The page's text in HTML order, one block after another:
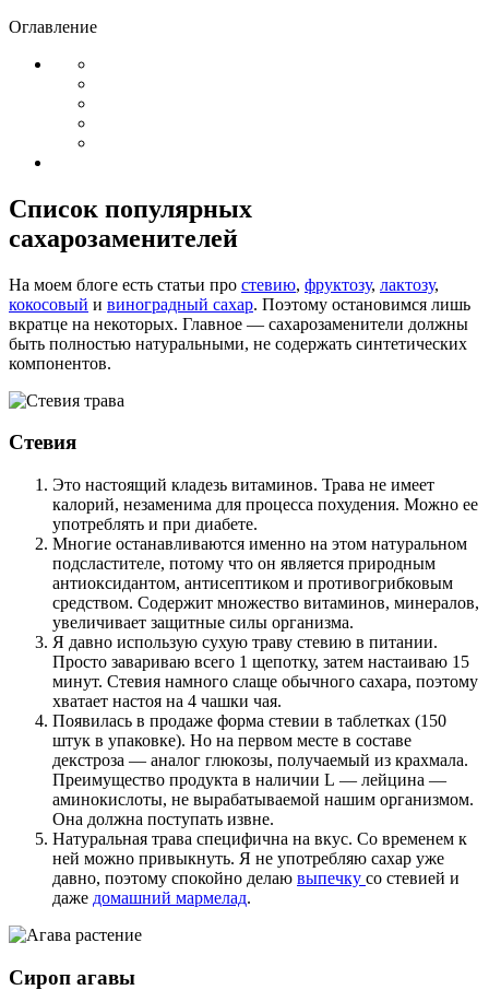
Оглавление
Список популярных
сахарозаменителей
На моем блоге есть статьи про стевию, фруктозу, лактозу,
кокосовый и виноградный сахар. Поэтому остановимся лишь
вкратце на некоторых. Главное — сахарозаменители должны
быть полностью натуральными, не содержать синтетических
компонентов.
Стевия
Это настоящий кладезь витаминов. Трава не имеет
калорий, незаменима для процесса похудения. Можно ее
употреблять и при диабете.
Многие останавливаются именно на этом натуральном
подсластителе, потому что он является природным
антиоксидантом, антисептиком и противогрибковым
средством. Содержит множество витаминов, минералов,
увеличивает защитные силы организма.
Я давно использую сухую траву стевию в питании.
Просто завариваю всего 1 щепотку, затем настаиваю 15
минут. Стевия намного слаще обычного сахара, поэтому
хватает настоя на 4 чашки чая.
Появилась в продаже форма стевии в таблетках (150
штук в упаковке). Но на первом месте в составе
декстроза — аналог глюкозы, получаемый из крахмала.
Преимущество продукта в наличии L — лейцина —
аминокислоты, не вырабатываемой нашим организмом.
Она должна поступать извне.
Натуральная трава специфична на вкус. Со временем к
ней можно привыкнуть. Я не употребляю сахар уже
давно, поэтому спокойно делаю выпечку со стевией и
даже домашний мармелад.
Сироп агавы